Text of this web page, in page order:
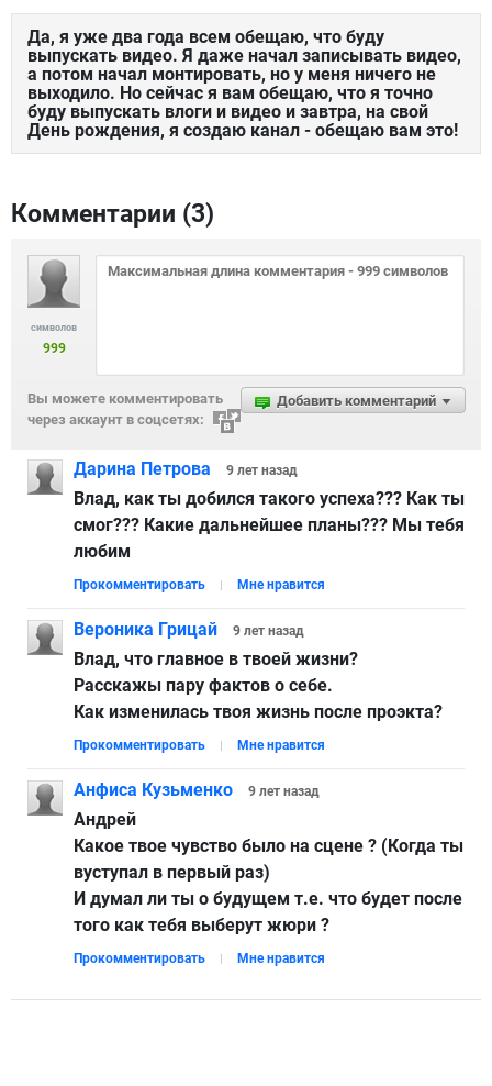
Да, я уже два года всем обещаю, что буду
выпускать видео. Я даже начал записывать видео,
а потом начал монтировать, но у меня ничего не
выходило. Но сейчас я вам обещаю, что я точно
буду выпускать влоги и видео и завтра, на свой
День рождения, я создаю канал - обещаю вам это!
Комментарии (3)
символов
999
Добавить комментарий
Вы можете комментировать
через аккаунт в соцсетях:
Дарина Петрова 9 лет назад
Влад, как ты добился такого успеха??? Как ты
смог??? Какие дальнейшее планы??? Мы тебя
любим
Прокомментировать Мне нравится
Вероника Грицай 9 лет назад
Влад, что главное в твоей жизни?
Расскажы пару фактов о себе.
Как изменилась твоя жизнь после проэкта?
Прокомментировать Мне нравится
Анфиса Кузьменко 9 лет назад
Андрей
Какое твое чувство было на сцене ? (Когда ты
вуступал в первый раз)
И думал ли ты о будущем т.е. что будет после
того как тебя выберут жюри ?
Прокомментировать Мне нравится